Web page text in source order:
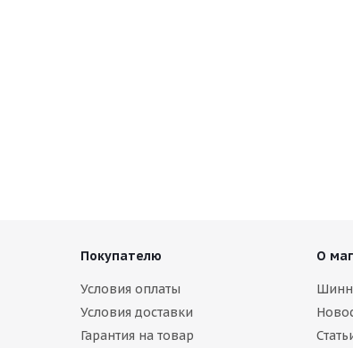
Покупателю
Условия оплаты
Условия доставки
Гарантия на товар
О